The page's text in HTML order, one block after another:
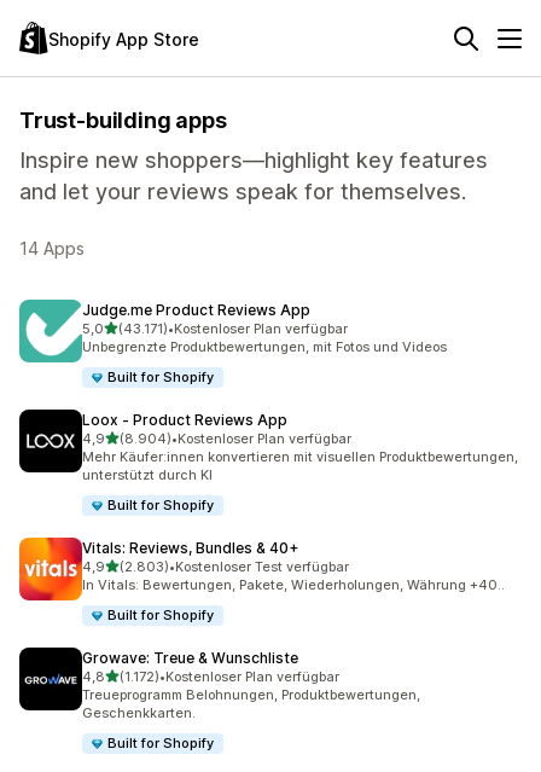
Shopify App Store
Trust-building apps
Inspire new shoppers—highlight key features
and let your reviews speak for themselves.
14 Apps
Judge.me Product Reviews App
5,0von 5 Sternen
(43.171)
43171 Rezensionen insgesamt
•Kostenloser Plan verfügbar
Unbegrenzte Produktbewertungen, mit Fotos und Videos
Built for Shopify
Loox ‑ Product Reviews App
4,9von 5 Sternen
(8.904)
8904 Rezensionen insgesamt
•Kostenloser Plan verfügbar
Mehr Käufer:innen konvertieren mit visuellen Produktbewertungen,
unterstützt durch KI
Built for Shopify
Vitals: Reviews, Bundles & 40+
4,9von 5 Sternen
(2.803)
2803 Rezensionen insgesamt
•Kostenloser Test verfügbar
In Vitals: Bewertungen, Pakete, Wiederholungen, Währung +40..
Built for Shopify
Growave: Treue & Wunschliste
4,8von 5 Sternen
(1.172)
1172 Rezensionen insgesamt
•Kostenloser Plan verfügbar
Treueprogramm Belohnungen, Produktbewertungen,
Geschenkkarten.
Built for Shopify